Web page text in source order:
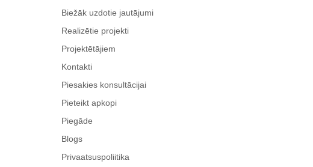
Biežāk uzdotie jautājumi
Realizētie projekti
Projektētājiem
Kontakti
Piesakies konsultācijai
Pieteikt apkopi
Piegāde
Blogs
Privaatsuspoliitika